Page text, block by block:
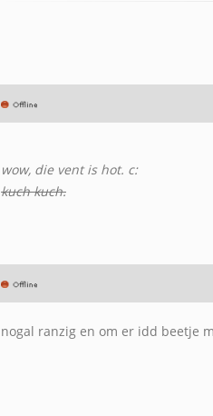
wow, die vent is hot. c:
kuch kuch.
nogal ranzig en om er idd beetje